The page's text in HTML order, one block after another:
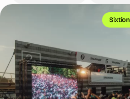
Écrans géants LED latéraux de scène
Écrans LED en fond de scène
Sixtion